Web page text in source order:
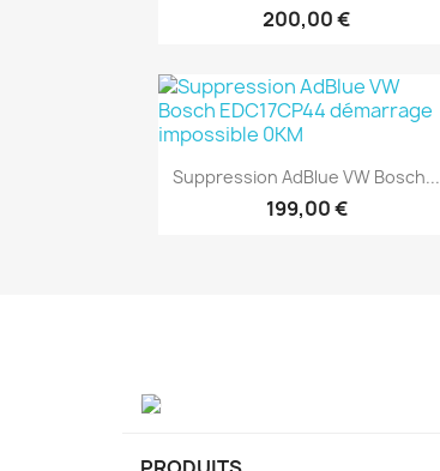
200,00 €
Aperçu rapide
Suppression AdBlue VW Bosch...
199,00 €